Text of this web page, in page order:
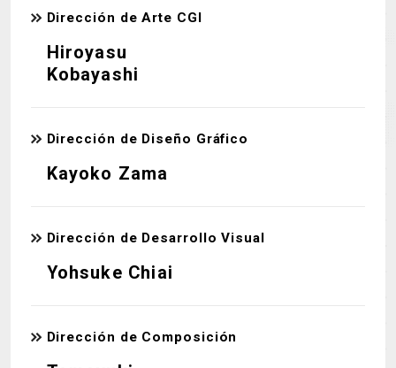
Dirección de Arte CGI
Hiroyasu
Kobayashi
Dirección de Diseño Gráfico
Kayoko Zama
Dirección de Desarrollo Visual
Yohsuke Chiai
Dirección de Composición